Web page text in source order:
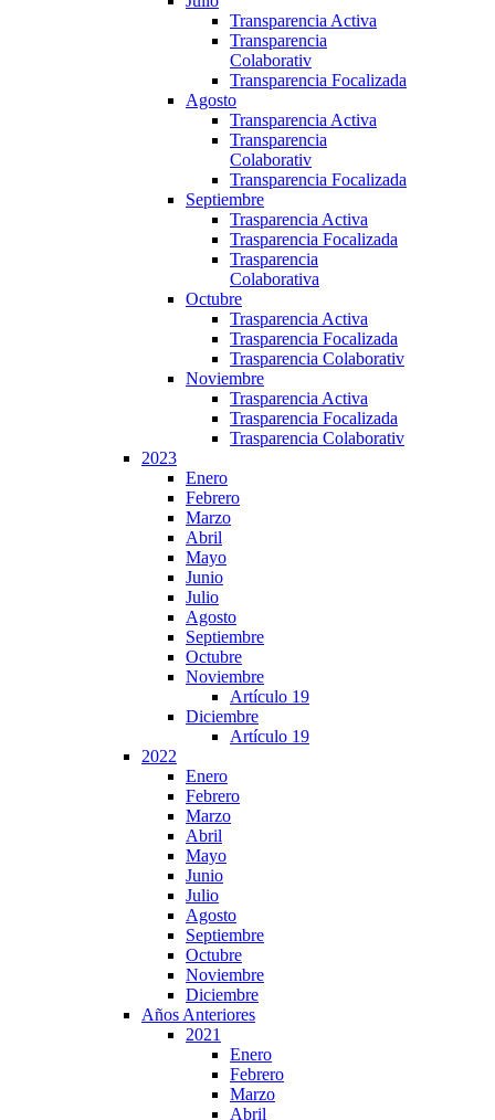
Transparencia Activa
Transparencia
Colaborativ
Transparencia Focalizada
Agosto
Transparencia Activa
Transparencia
Colaborativ
Transparencia Focalizada
Septiembre
Trasparencia Activa
Trasparencia Focalizada
Trasparencia
Colaborativa
Octubre
Trasparencia Activa
Trasparencia Focalizada
Trasparencia Colaborativ
Noviembre
Trasparencia Activa
Trasparencia Focalizada
Trasparencia Colaborativ
2023
Enero
Febrero
Marzo
Abril
Mayo
Junio
Julio
Agosto
Septiembre
Octubre
Noviembre
Artículo 19
Diciembre
Artículo 19
2022
Enero
Febrero
Marzo
Abril
Mayo
Junio
Julio
Agosto
Septiembre
Octubre
Noviembre
Diciembre
Años Anteriores
2021
Enero
Febrero
Marzo
Abril